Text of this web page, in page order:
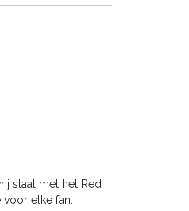
staal met het Red
elke fan.